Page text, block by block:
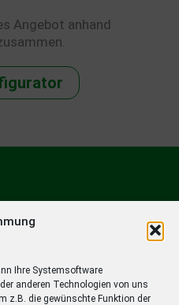
Ihre Systemsoftware
anderen Technologien von uns
z.B. die gewünschte Funktion der
Angebot anhand